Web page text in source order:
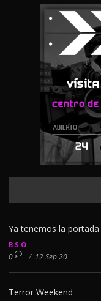
Ya tenemos la portada
B.S.O
0 / 12 Sep 20
Terror Weekend